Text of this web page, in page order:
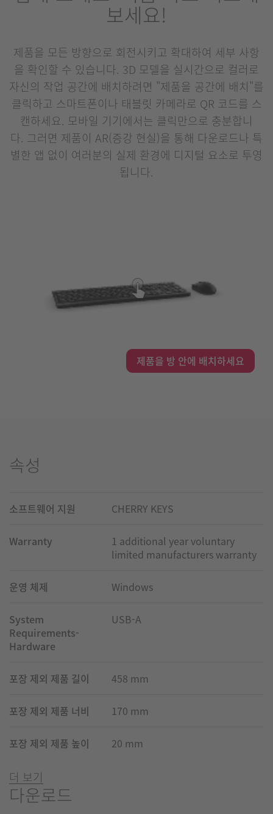
보세요!
제품을 모든 방향으로 회전시키고 확대하여 세부 사항
을 확인할 수 있습니다. 3D 모델을 실시간으로 컬러로
자신의 작업 공간에 배치하려면 "제품을 공간에 배치"를
클릭하고 스마트폰이나 태블릿 카메라로 QR 코드를 스
캔하세요. 모바일 기기에서는 클릭만으로 충분합니
다. 그러면 제품이 AR(증강 현실)을 통해 다운로드나 특
별한 앱 없이 여러분의 실제 환경에 디지털 요소로 투영
됩니다.
제품을 방 안에 배치하세요
속성
소프트웨어 지원 CHERRY KEYS
Warranty
1 additional year voluntary
limited manufacturers warranty
운영 체제 Windows
System
Requirements-
Hardware
USB-A
포장 제외 제품 길이 458 mm
포장 제외 제품 너비 170 mm
포장 제외 제품 높이 20 mm
더 보기
다운로드